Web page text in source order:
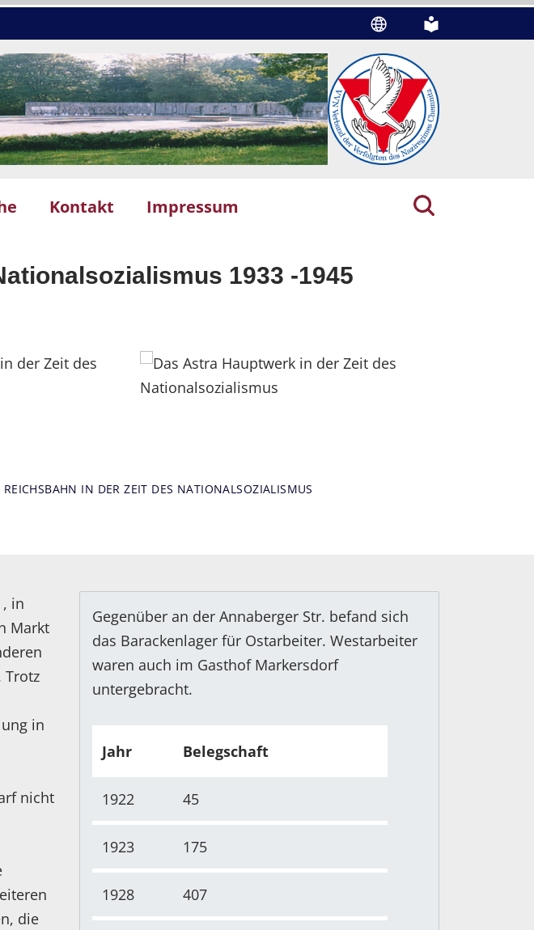
Kontakt Impressum
1933 -1945
IN DER ZEIT DES NATIONALSOZIALISMUS
in
Markt
Trotz
in
nicht
die
Gegenüber an der Annaberger Str. befand sich
das Barackenlager für Ostarbeiter. Westarbeiter
waren auch im Gasthof Markersdorf
untergebracht.
Jahr Belegschaft
1922 45
1923 175
1928 407